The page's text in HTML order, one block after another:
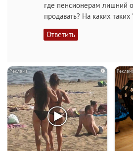
где пенсионерам лишний
продавать? На каких
Ответить
i